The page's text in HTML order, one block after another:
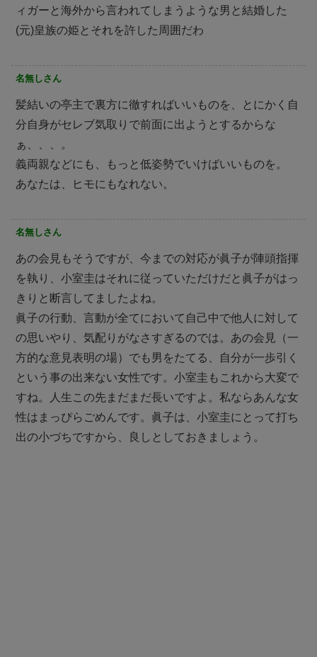
ィガーと海外から言われてしまうような男と結婚した
(元)皇族の姫とそれを許した周囲だわ
名無しさん
髪結いの亭主で裏方に徹すればいいものを、とにかく自
分自身がセレブ気取りで前面に出ようとするからな
ぁ、、、。
義両親などにも、もっと低姿勢でいけばいいものを。
あなたは、ヒモにもなれない。
名無しさん
あの会見もそうですが、今までの対応が眞子が陣頭指揮
を執り、小室圭はそれに従っていただけだと眞子がはっ
きりと断言してましたよね。
眞子の行動、言動が全てにおいて自己中で他人に対して
の思いやり、気配りがなさすぎるのでは。あの会見（一
方的な意見表明の場）でも男をたてる、自分が一歩引く
という事の出来ない女性です。小室圭もこれから大変で
すね。人生この先まだまだ長いですよ。私ならあんな女
性はまっぴらごめんです。眞子は、小室圭にとって打ち
出の小づちですから、良しとしておきましょう。